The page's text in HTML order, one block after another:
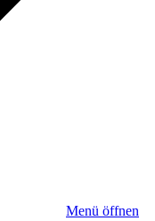
Menü öffnen